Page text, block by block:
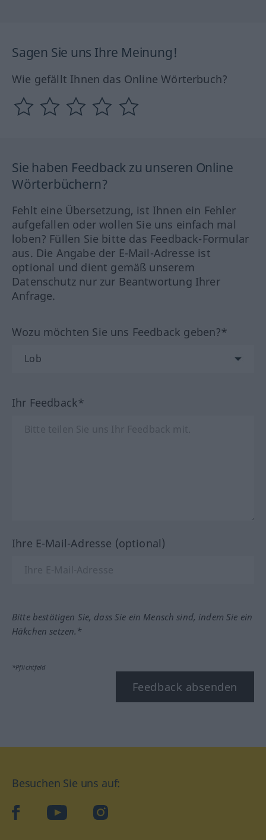
Sagen Sie uns Ihre Meinung!
Wie gefällt Ihnen das Online Wörterbuch?
Sie haben Feedback zu unseren Online
Wörterbüchern?
Fehlt eine Übersetzung, ist Ihnen ein Fehler
aufgefallen oder wollen Sie uns einfach mal
loben? Füllen Sie bitte das Feedback-Formular
aus. Die Angabe der E-Mail-Adresse ist
optional und dient gemäß unserem
Datenschutz nur zur Beantwortung Ihrer
Anfrage.
Wozu möchten Sie uns Feedback geben?*
Ihr Feedback*
Ihre E-Mail-Adresse (optional)
Bitte bestätigen Sie, dass Sie ein Mensch sind, indem Sie ein
Häkchen setzen.*
*Pflichtfeld
Feedback absenden
Besuchen Sie uns auf:
facebookYouTube Instagram